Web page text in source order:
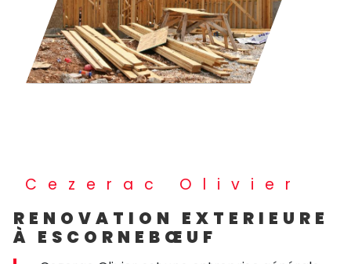
Cezerac Olivier
RENOVATION EXTERIEURE
À ESCORNEBŒUF